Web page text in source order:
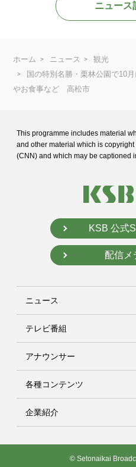
ニュース
ホーム ニュース
観光
国の特別名勝・栗林公園で10
やお食事など 高松市
This programme includes material
and other material which is
(CNN) and which may be captioned
KSB 公式
配信メ
ニュース
テレビ番組
アナウンサー
各種コンテンツ
企業紹介
© Setonaikai